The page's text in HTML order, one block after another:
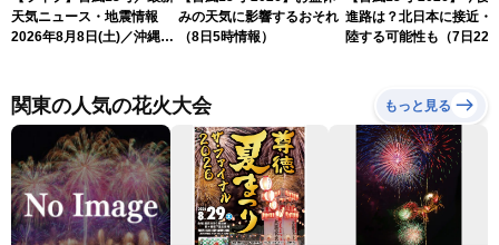
天気ニュース・地震情報
2026年8月8日(土)／沖縄・
〈ウェザーニュースLiVEモ
ーニング・松本真央／山口
剛央〉
みの天気に影響するおそれ
（8日5時情報）
進路は？北日本に接近・
陸する可能性も（7日22
関東の人気の花火大会 もっと見る